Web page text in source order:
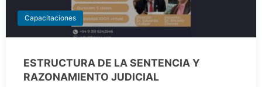
Capacitaciones
ESTRUCTURA DE LA SENTENCIA Y
RAZONAMIENTO JUDICIAL